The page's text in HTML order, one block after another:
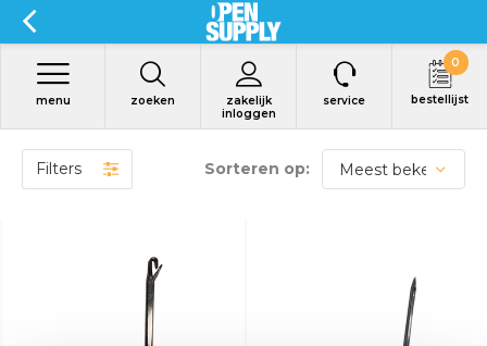
zoeken
zakelijk
inloggen
menu service bestellijst
0
Filters Sorteren op:
Bekijk product